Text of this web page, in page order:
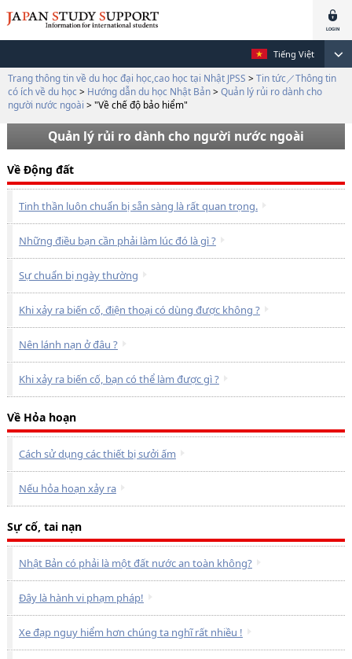
Tiếng Việt
Trang thông tin về du học đại học,cao học tại Nhật JPSS > Tin tức／Thông tin
có ích về du học > Hướng dẫn du học Nhật Bản> Quản lý rủi ro dành cho
người nước ngoài > "Về chế độ bảo hiểm"
Quản lý rủi ro dành cho người nước ngoài
Về Động đất
Tinh thần luôn chuẩn bị sẵn sàng là rất quan trọng.
Những điều bạn cần phải làm lúc đó là gì ?
Sự chuẩn bị ngày thường
Khi xảy ra biến cố, điện thoại có dùng được không ?
Nên lánh nạn ở đâu ?
Khi xảy ra biến cố, bạn có thể làm được gì ?
Về Hỏa hoạn
Cách sử dụng các thiết bị sưởi ấm
Nếu hỏa hoạn xảy ra
Sự cố, tai nạn
Nhật Bản có phải là một đất nước an toàn không?
Đây là hành vi phạm pháp!
Xe đạp nguy hiểm hơn chúng ta nghĩ rất nhiều !